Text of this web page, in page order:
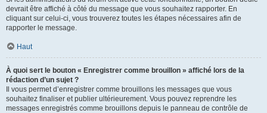
devrait être affiché à côté du message que vous souhaitez rapporter. En
cliquant sur celui-ci, vous trouverez toutes les étapes nécessaires afin de
rapporter le message.
Haut
À quoi sert le bouton « Enregistrer comme brouillon » affiché lors de la
rédaction d’un sujet ?
Il vous permet d’enregistrer comme brouillons les messages que vous
souhaitez finaliser et publier ultérieurement. Vous pouvez reprendre les
messages enregistrés comme brouillons depuis le panneau de contrôle de